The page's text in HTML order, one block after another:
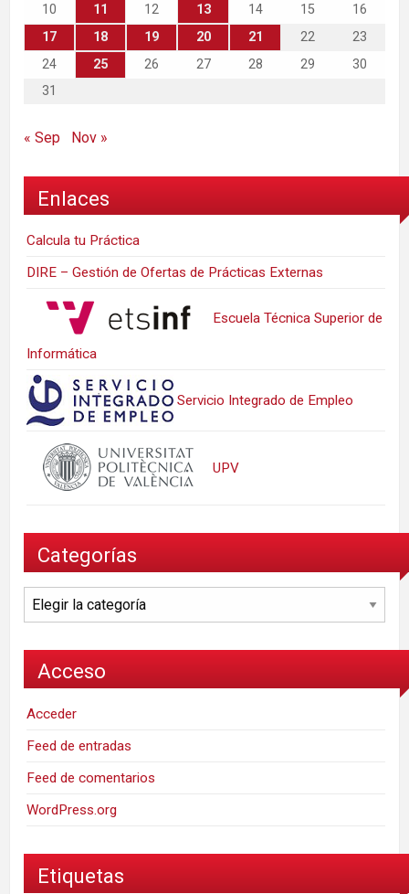
10
11 12 13 14 15
16
17
18 19 20 21 22
23
24
25 26 27 28 29
30
31
« Sep Nov »
Enlaces
Calcula tu Práctica
DIRE – Gestión de Ofertas de Prácticas Externas
Escuela Técnica Superior de
Informática
Servicio Integrado de Empleo
UPV
Categorías
Categorías
Acceso
Acceder
Feed de entradas
Feed de comentarios
WordPress.org
Etiquetas